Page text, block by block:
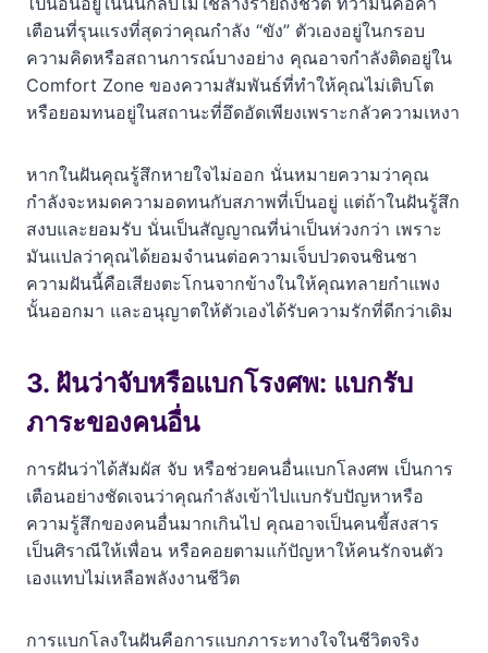
เตือนที่รุนแรงที่สุดว่าคุณกำลัง “ขัง” ตัวเองอยู่ในกรอบ
ความคิดหรือสถานการณ์บางอย่าง คุณอาจกำลังติดอยู่ใน
Comfort Zone ของความสัมพันธ์ที่ทำให้คุณไม่เติบโต
หรือยอมทนอยู่ในสถานะที่อึดอัดเพียงเพราะกลัวความเหงา
หากในฝันคุณรู้สึกหายใจไม่ออก นั่นหมายความว่าคุณ
กำลังจะหมดความอดทนกับสภาพที่เป็นอยู่ แต่ถ้าในฝันรู้สึก
สงบและยอมรับ นั่นเป็นสัญญาณที่น่าเป็นห่วงกว่า เพราะ
มันแปลว่าคุณได้ยอมจำนนต่อความเจ็บปวดจนชินชา
ความฝันนี้คือเสียงตะโกนจากข้างในให้คุณทลายกำแพง
นั้นออกมา และอนุญาตให้ตัวเองได้รับความรักที่ดีกว่าเดิม
3. ฝันว่าจับหรือแบกโรงศพ: แบกรับ
ภาระของคนอื่น
การฝันว่าได้สัมผัส จับ หรือช่วยคนอื่นแบกโลงศพ เป็นการ
เตือนอย่างชัดเจนว่าคุณกำลังเข้าไปแบกรับปัญหาหรือ
ความรู้สึกของคนอื่นมากเกินไป คุณอาจเป็นคนขี้สงสาร
เป็นศิราณีให้เพื่อน หรือคอยตามแก้ปัญหาให้คนรักจนตัว
เองแทบไม่เหลือพลังงานชีวิต
การแบกโลงในฝันคือการแบกภาระทางใจในชีวิตจริง